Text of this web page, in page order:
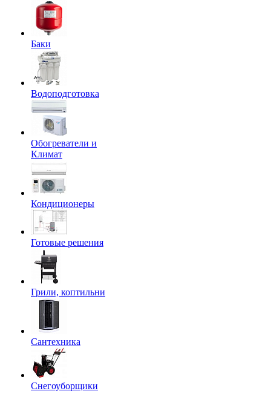
Баки
Водоподготовка
Обогреватели и
Климат
Кондиционеры
Готовые решения
Грили, коптильни
Сантехника
Снегоуборщики